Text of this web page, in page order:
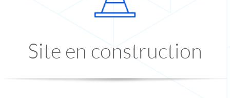
Site en construction